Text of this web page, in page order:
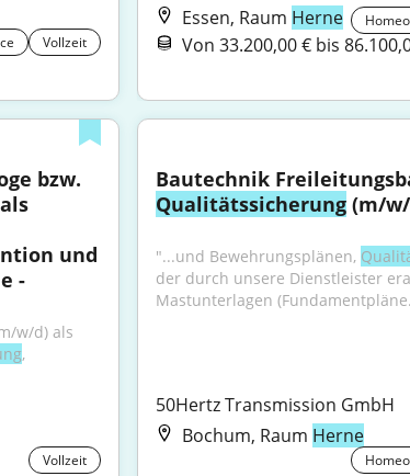
Vollzeit
Essen, Raum Herne
Von 33.200,00 € bis
bzw.
und
-
w/d) als
,
Vollzeit
Qualitätssicherung (m/
"...und Bewehrungsplänen,
der durch unsere Dienstleister
Mastunterlagen
50Hertz Transmission GmbH
Bochum, Raum Herne